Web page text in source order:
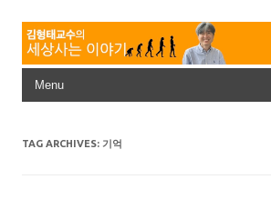
Skip to content
TAG ARCHIVES: 기억